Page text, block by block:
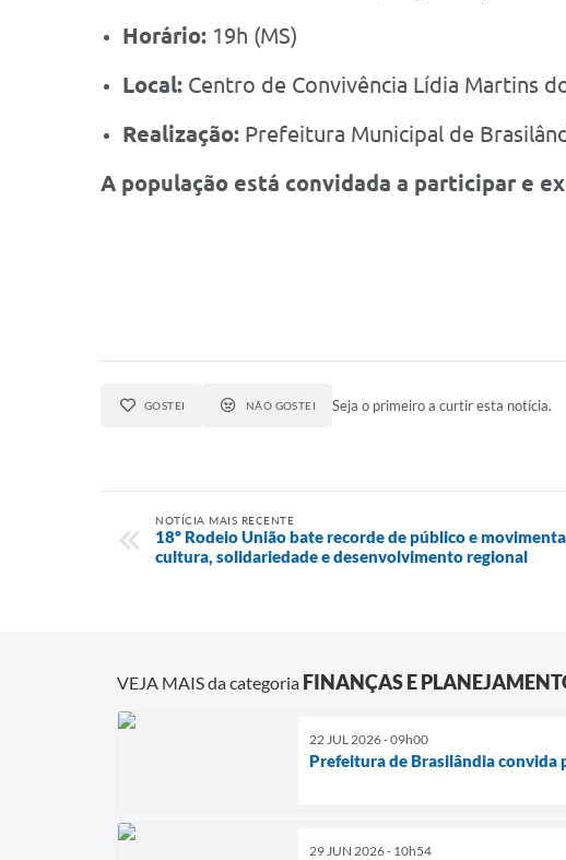
Horário: 19h (MS)
Local: Centro de Convivência Lídia Martins
Realização: Prefeitura Municipal de
A população está convidada a participar e
GOSTEI NÃO GOSTEI Seja o primeiro a curtir esta notícia.
NOTÍCIA MAIS RECENTE
18º Rodeio União bate recorde de público e
cultura, solidariedade e desenvolvimento regional
VEJA MAIS da categoria FINANÇAS E
22 JUL 2026 - 09h00
Prefeitura de Brasilândia convida
29 JUN 2026 - 10h54